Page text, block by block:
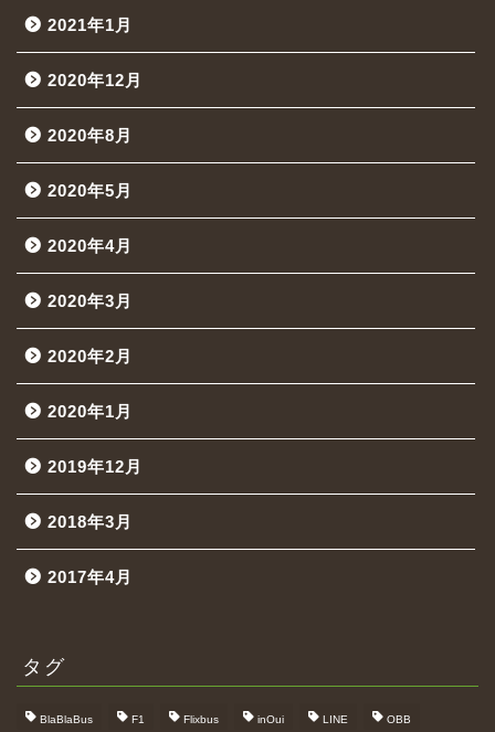
2021年1月
2020年12月
2020年8月
2020年5月
2020年4月
2020年3月
2020年2月
2020年1月
2019年12月
2018年3月
2017年4月
タグ
BlaBlaBus F1 Flixbus inOui LINE OBB